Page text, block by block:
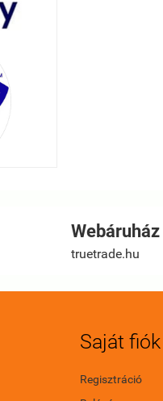
truetrade.hu
Saját fiók
Regisztráció